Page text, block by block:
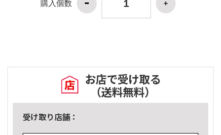
購入個数
お店で受け取る
（送料無料）
受け取り店舗：